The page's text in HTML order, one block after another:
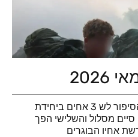
סוף מסלול יהלם מאי 2026 : הסיפור לש 3 אחים ביחידת
מסלול והשלישי הפך
אחיו הבוגרים